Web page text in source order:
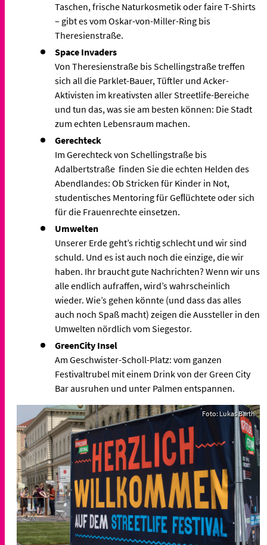
Taschen, frische Naturkosmetik oder faire T-Shirts
– gibt es vom Oskar-von-Miller-Ring bis
Theresienstraße.
Space Invaders
Von Theresienstraße bis Schellingstraße treffen
sich all die Parklet-Bauer, Tüftler und Acker-
Aktivisten im kreativsten aller Streetlife-Bereiche
und tun das, was sie am besten können: Die Stadt
zum echten Lebensraum machen.
Gerechteck
Im Gerechteck von Schellingstraße bis
Adalbertstraße finden Sie die echten Helden des
Abendlandes: Ob Stricken für Kinder in Not,
studentisches Mentoring für Geﬂüchtete oder sich
für die Frauenrechte einsetzen.
Umwelten
Unserer Erde geht’s richtig schlecht und wir sind
schuld. Und es ist auch noch die einzige, die wir
haben. Ihr braucht gute Nachrichten? Wenn wir uns
alle endlich aufraffen, wird’s wahrscheinlich
wieder. Wie’s gehen könnte (und dass das alles
auch noch Spaß macht) zeigen die Aussteller in den
Umwelten nördlich vom Siegestor.
GreenCity Insel
Am Geschwister-Scholl-Platz: vom ganzen
Festivaltrubel mit einem Drink von der Green City
Bar ausruhen und unter Palmen entspannen.
Foto: Lukas Barth